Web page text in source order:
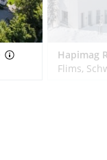
Flims,